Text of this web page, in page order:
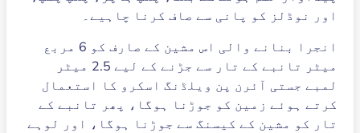
اور نوڈلز کو پانی سے صاف کرنا چاہیے۔
انجرا بنانے والی اس مشین کے صارف کو 6 مربع
میٹر تانبے کے تار سے جڑنے کے لیے 2.5 میٹر
لمبے جستی آئرن پن ویلڈنگ اسکرو کا استعمال
کرتے ہوئے زمین کو جوڑنا ہوگا، پھر تانبے کے
تار کو مشین کے کیسنگ سے جوڑنا ہوگا، اور لوہے